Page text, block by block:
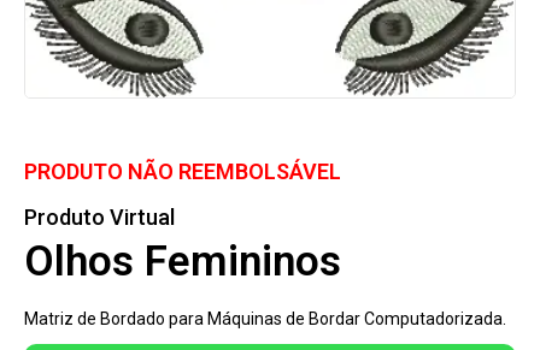
PRODUTO NÃO REEMBOLSÁVEL
Produto Virtual
Olhos Femininos
Matriz de Bordado para Máquinas de Bordar Computadorizada.